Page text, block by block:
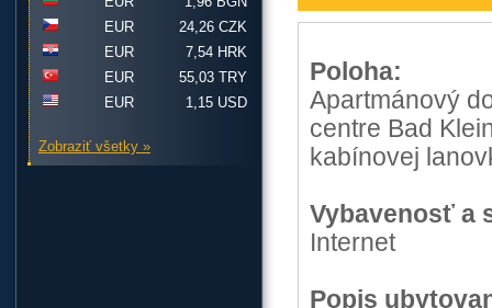
Poloha:
Apartmánový
centre Bad
kabínovej
Vybavenosť a
Internet
Popis
EUR
24,26 CZK
EUR
7,54 HRK
EUR
55,03 TRY
EUR
1,15 USD
Zobraziť všetky »